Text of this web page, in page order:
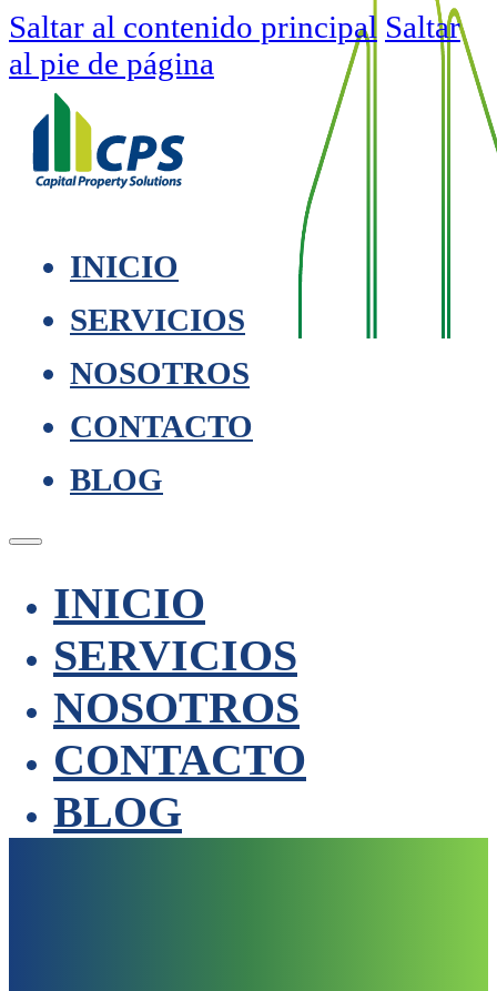
Saltar al contenido principal Saltar
al pie de página
INICIO
SERVICIOS
NOSOTROS
CONTACTO
BLOG
INICIO
SERVICIOS
NOSOTROS
CONTACTO
BLOG